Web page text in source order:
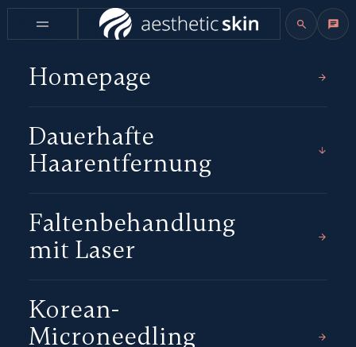
Homepage
Dauerhafte
Haarentfernung
Faltenbehandlung
mit Laser
Korean-
Microneedling